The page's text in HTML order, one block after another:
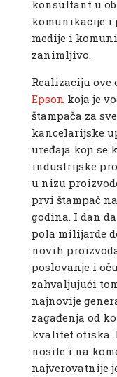
konsultant u
komunikacije i
medije i
zanimljivo.
Realizaciju ove
Epson koja je
štampača za
kancelarijske
uređaja koji se
industrijske
u nizu
prvi štampač
godina. I dan
pola milijarde
novih
poslovanje i
zahvaljujući
najnovije
zagađenja od
kvalitet otiska.
nosite i na
najverovatnije